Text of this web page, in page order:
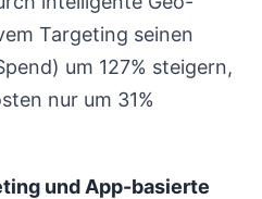
Targeting seinen
um 127% steigern,
nur um 31%
und App-basierte